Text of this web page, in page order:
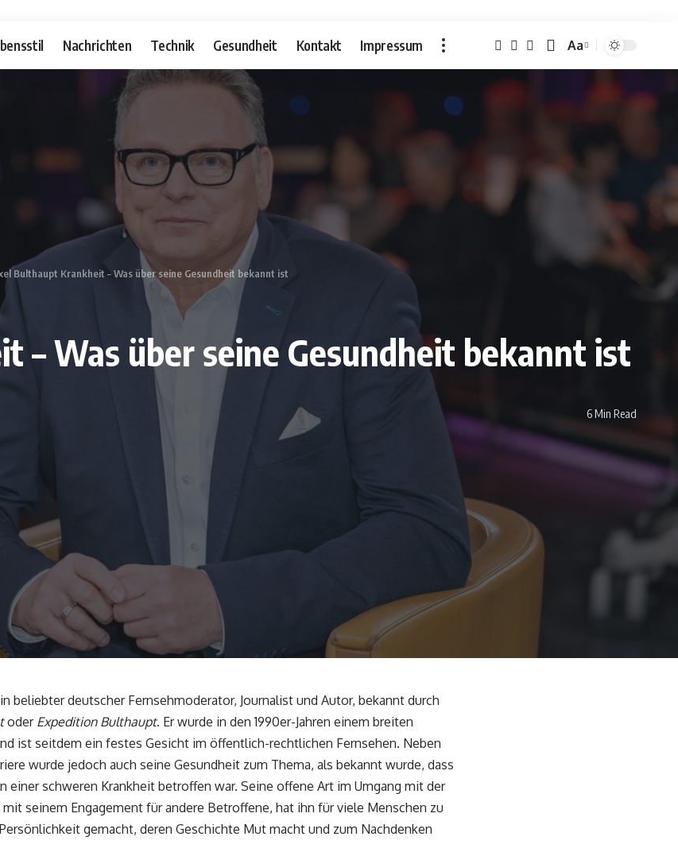
Nachrichten Technik Gesundheit Kontakt Impressum
Font
Aa
Bulthaupt Krankheit – Was über seine Gesundheit bekannt ist
– Was über seine Gesundheit bekannt ist
6 Min Read
beliebter deutscher Fernsehmoderator, Journalist und Autor, bekannt durch
oder Expedition Bulthaupt. Er wurde in den 1990er-Jahren einem breiten
ist seitdem ein festes Gesicht im öffentlich-rechtlichen Fernsehen. Neben
wurde jedoch auch seine Gesundheit zum Thema, als bekannt wurde, dass
einer schweren Krankheit betroffen war. Seine offene Art im Umgang mit der
mit seinem Engagement für andere Betroffene, hat ihn für viele Menschen zu
gemacht, deren Geschichte Mut macht und zum Nachdenken